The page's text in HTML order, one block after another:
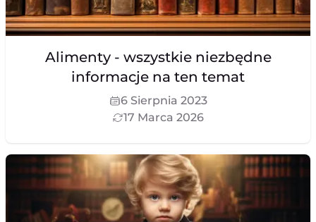
Alimenty - wszystkie niezbędne
informacje na ten temat
6 Sierpnia 2023
17 Marca 2026